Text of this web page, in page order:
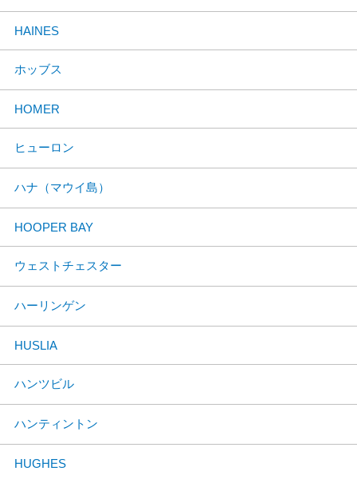
HAINES
ホッブス
HOMER
ヒューロン
ハナ（マウイ島）
HOOPER BAY
ウェストチェスター
ハーリンゲン
HUSLIA
ハンツビル
ハンティントン
HUGHES